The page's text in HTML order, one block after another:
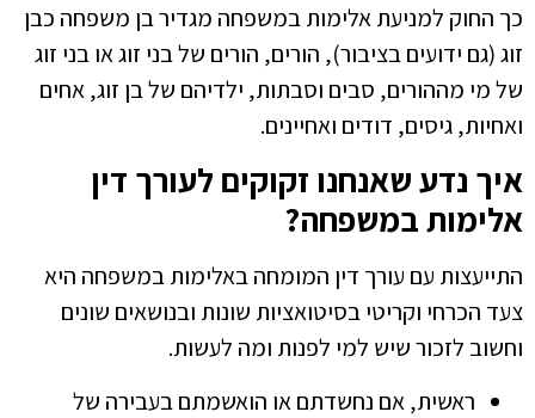
כך החוק למניעת אלימות במשפחה מגדיר בן משפחה כבן
זוג (גם ידועים בציבור), הורים, הורים של בני זוג או בני זוג
של מי מההורים, סבים וסבתות, ילדיהם של בן זוג, אחים
ואחיות, גיסים, דודים ואחיינים.
איך נדע שאנחנו זקוקים לעורך דין
אלימות במשפחה?
התייעצות עם עורך דין המומחה באלימות במשפחה היא
צעד הכרחי וקריטי בסיטואציות שונות ובנושאים שונים
וחשוב לזכור שיש למי לפנות ומה לעשות.
ראשית, אם נחשדתם או הואשמתם בעבירה של